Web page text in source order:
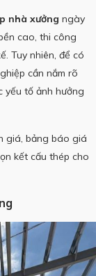
nhà xưởng ngày
cao, thi công
Tuy nhiên, để có
cần nắm rõ
yếu tố ảnh hưởng
giá, bảng báo giá
kết cấu thép cho